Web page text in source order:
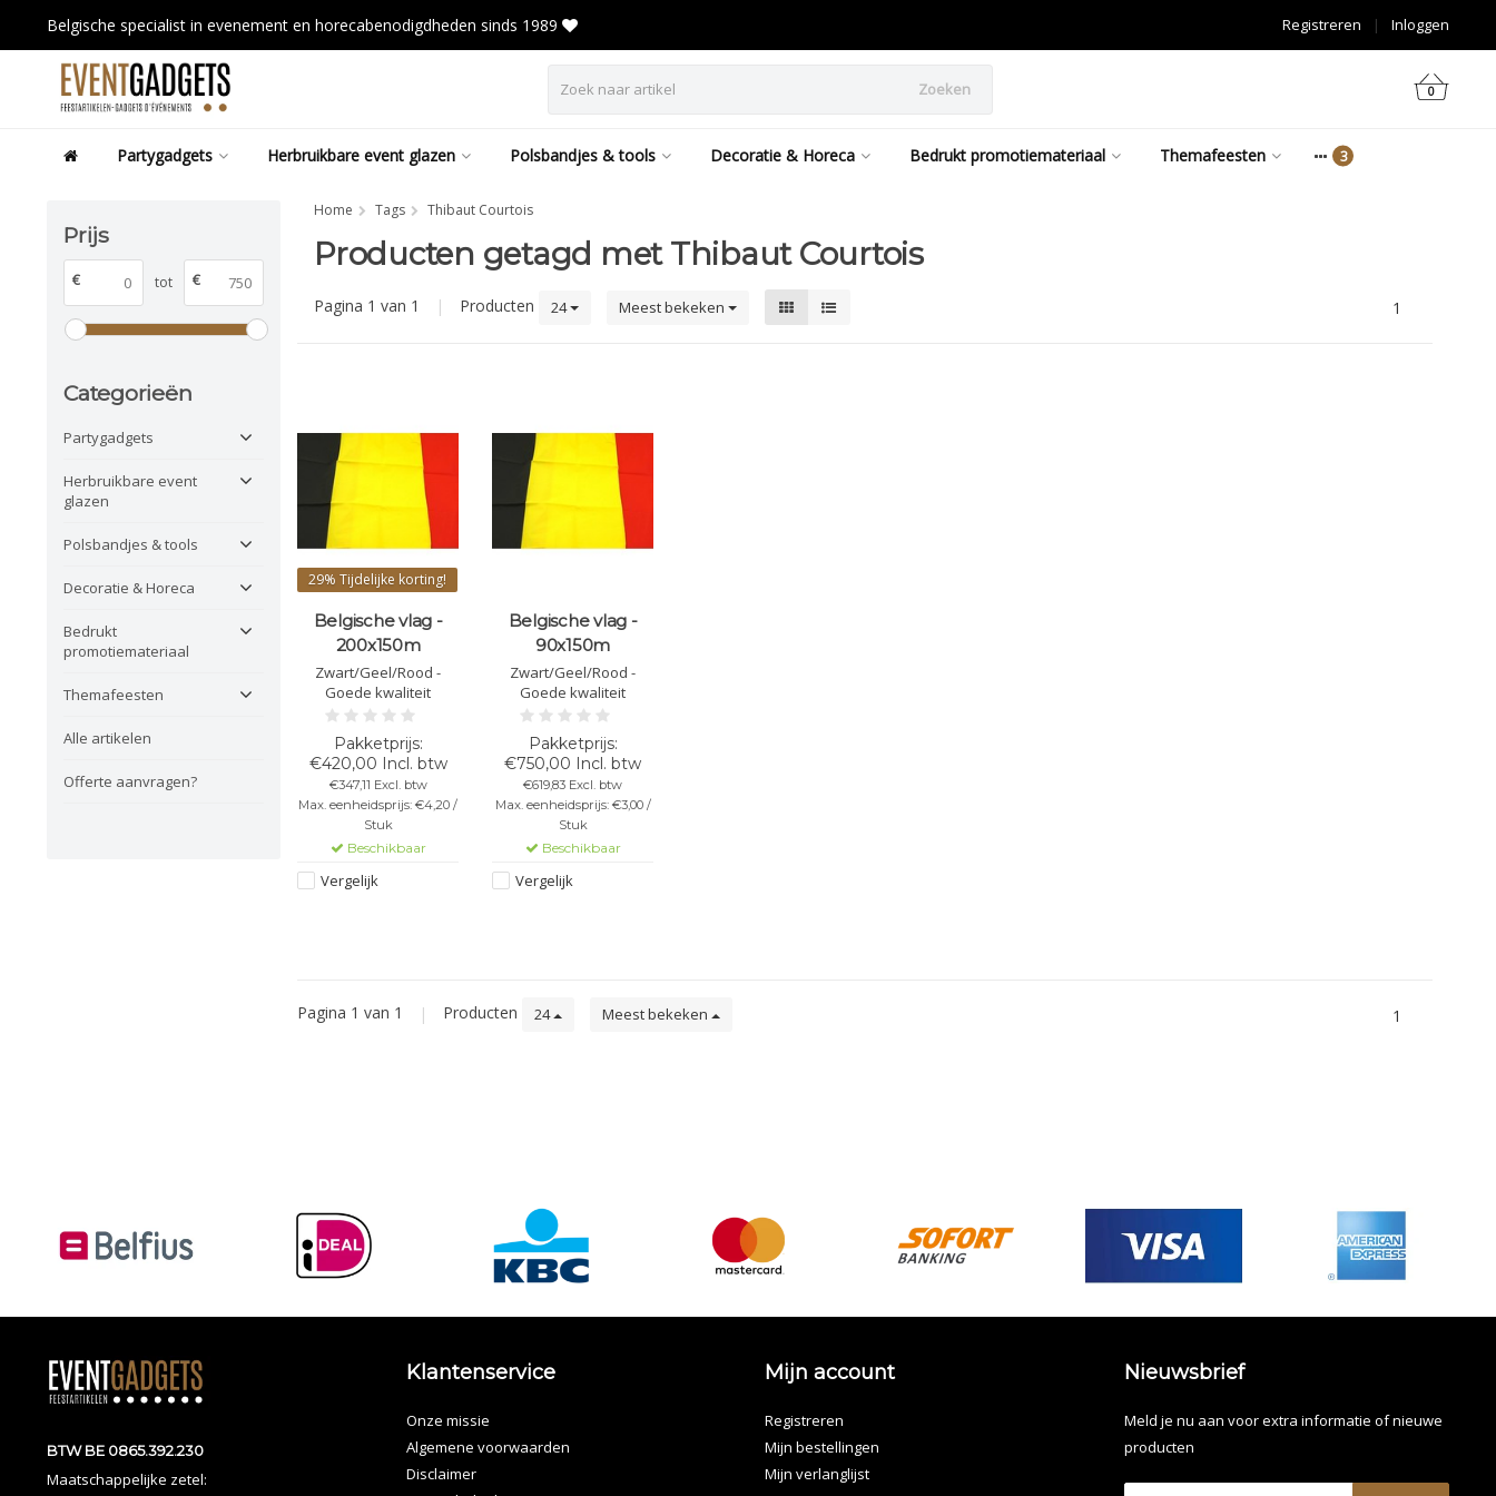
Belgische specialist in evenement en horecabenodigdheden sinds 1989 Inloggen
|
Registreren
Zoeken 0
Partygadgets Herbruikbare event glazen Polsbandjes & tools Decoratie & Horeca Bedrukt promotiemateriaal Themafeesten
Prijs
€ tot €
Categorieën
Partygadgets
Herbruikbare event
glazen
Polsbandjes & tools
Decoratie & Horeca
Bedrukt
promotiemateriaal
Themafeesten
Alle artikelen
Offerte aanvragen?
Home Tags Thibaut Courtois
Producten getagd met Thibaut Courtois
Pagina 1 van 1 | Producten 24 Meest bekeken 1
29% Tijdelijke korting!
Belgische vlag -
200x150m
Zwart/Geel/Rood -
Goede kwaliteit
€420,00 Incl. btw
€347,11 Excl. btw
Max. eenheidsprijs: €4,20 /
Stuk
Beschikbaar
Vergelijk
Belgische vlag -
90x150m
Zwart/Geel/Rood -
Goede kwaliteit
€750,00 Incl. btw
€619,83 Excl. btw
Max. eenheidsprijs: €3,00 /
Stuk
Beschikbaar
Vergelijk
Pagina 1 van 1 | Producten 24 Meest bekeken 1
BTW BE 0865.392.230
Maatschappelijke zetel:
Klantenservice
Onze missie
Algemene voorwaarden
Disclaimer
Mijn account
Registreren
Mijn bestellingen
Mijn verlanglijst
Nieuwsbrief
Meld je nu aan voor extra informatie of nieuwe
producten